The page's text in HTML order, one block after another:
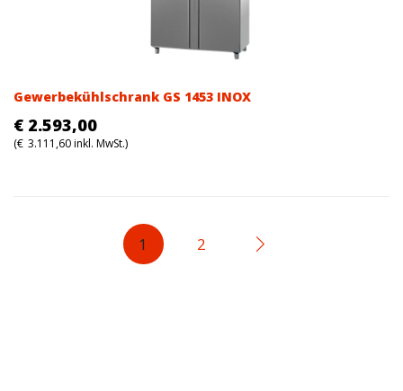
Gewerbekühlschrank GS 1453 INOX
€ 2.593,00
(€ 3.111,60inkl. MwSt.)
1 2